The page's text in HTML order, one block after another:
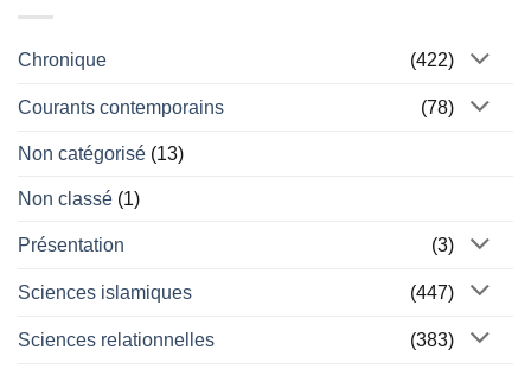
Chronique (422)
Courants contemporains (78)
Non catégorisé (13)
Non classé (1)
Présentation (3)
Sciences islamiques (447)
Sciences relationnelles (383)